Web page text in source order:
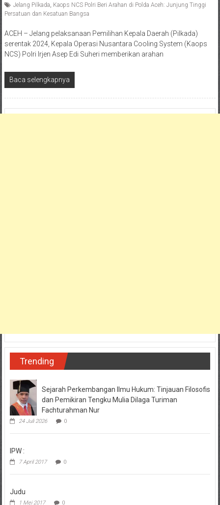
Jelang Pilkada, Kaops NCS Polri Beri Arahan di Polda Aceh: Junjung Tinggi
Persatuan dan Kesatuan Bangsa
ACEH – Jelang pelaksanaan Pemilihan Kepala Daerah (Pilkada)
serentak 2024, Kepala Operasi Nusantara Cooling System (Kaops
NCS) Polri Irjen Asep Edi Suheri memberikan arahan
Baca selengkapnya
Trending
Sejarah Perkembangan Ilmu Hukum: Tinjauan Filosofis
dan Pemikiran Tengku Mulia Dilaga Turiman
Fachturahman Nur
24 Juli 2026 0
IPW :
7 April 2017 0
Judu
1 Mei 2017 0